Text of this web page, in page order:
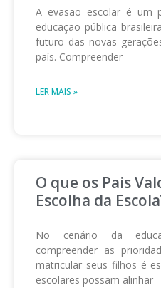
A evasão escolar é um
educação pública
futuro das novas
país. Compreender
LER MAIS »
O que os Pais
Escolha da
No cenário da
compreender as
matricular seus filhos é
escolares possam alinhar